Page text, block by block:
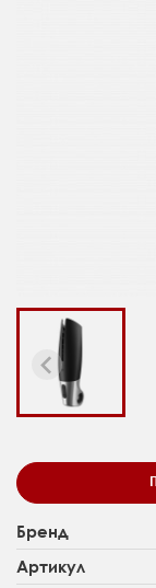
Бренд
Артикул